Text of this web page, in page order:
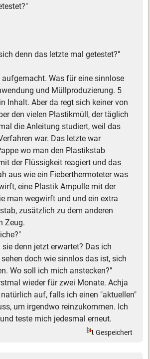
denn das letzte mal getestet?"
Was für eine sinnlose
und Müllproduzierung. 5
Inhalt. Aber da regt sich keiner von
den vielen Plastikmüll, der täglich
die Anleitung studiert, weil das
war. Das letzte war
wo man den Plastikstab
der Flüssigkeit reagiert und das
aus wie ein Fieberthermoteter was
eine Plastik Ampulle mit der
man wegwirft und und ein extra
zusätzlich zu dem anderen
Zeug.
sie denn jetzt erwartet? Das ich
doch wie sinnlos das ist, sich
Wo soll ich mich anstecken?"
wieder für zwei Monate. Achja
auf, falls ich einen "aktuellen"
um irgendwo reinzukommen. Ich
teste mich jedesmal erneut.
Gespeichert